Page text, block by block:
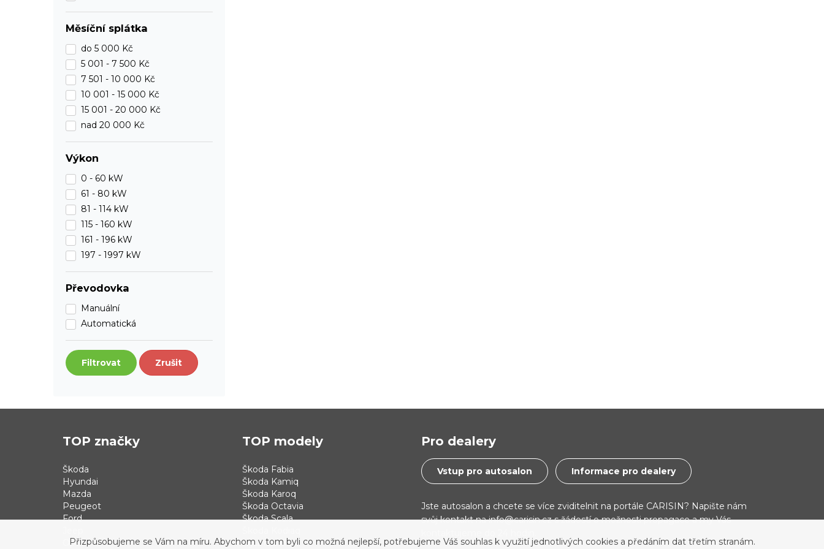
Měsíční splátka
do 5 000 Kč
5 001 - 7 500 Kč
7 501 - 10 000 Kč
10 001 - 15 000 Kč
15 001 - 20 000 Kč
nad 20 000 Kč
Výkon
0 - 60 kW
61 - 80 kW
81 - 114 kW
115 - 160 kW
161 - 196 kW
197 - 1997 kW
Převodovka
Manuální
Automatická
Filtrovat Zrušit
TOP značky
Škoda
Hyundai
Mazda
Peugeot
Ford
Opel
TOP modely
Škoda Fabia
Škoda Kamiq
Škoda Karoq
Škoda Octavia
Škoda Scala
Hyundai i30
Pro dealery
Vstup pro autosalon Informace pro dealery
Jste autosalon a chcete se více zviditelnit na portále CARISIN? Napište nám
svůj kontakt na info@carisin.cz s žádostí o možnosti propagace a my Vás
Přizpůsobujeme se Vám na míru. Abychom v tom byli co možná nejlepší, potřebujeme Váš souhlas k využití jednotlivých cookies a předáním dat třetím stranám.